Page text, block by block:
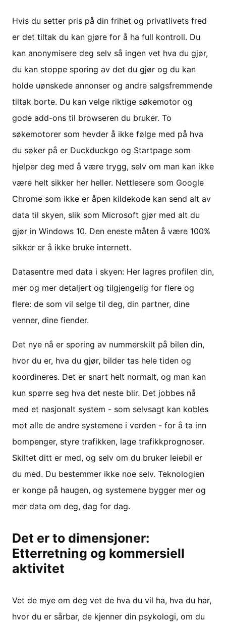
Hvis du setter pris på din frihet og privatlivets fred
er det tiltak du kan gjøre for å ha full kontroll. Du
kan anonymisere deg selv så ingen vet hva du gjør,
du kan stoppe sporing av det du gjør og du kan
holde uønskede annonser og andre salgsfremmende
tiltak borte. Du kan velge riktige søkemotor og
gode add-ons til browseren du bruker. To
søkemotorer som hevder å ikke følge med på hva
du søker på er Duckduckgo og Startpage som
hjelper deg med å være trygg, selv om man kan ikke
være helt sikker her heller. Nettlesere som Google
Chrome som ikke er åpen kildekode kan send alt av
data til skyen, slik som Microsoft gjør med alt du
gjør in Windows 10. Den eneste måten å være 100%
sikker er å ikke bruke internett.
Datasentre med data i skyen: Her lagres profilen din,
mer og mer detaljert og tilgjengelig for flere og
flere: de som vil selge til deg, din partner, dine
venner, dine fiender.
Det nye nå er sporing av nummerskilt på bilen din,
hvor du er, hva du gjør, bilder tas hele tiden og
koordineres. Det er snart helt normalt, og man kan
kun spørre seg hva det neste blir. Det jobbes nå
med et nasjonalt system - som selvsagt kan kobles
mot alle de andre systemene i verden - for å ta inn
bompenger, styre trafikken, lage trafikkprognoser.
Skiltet ditt er med, og selv om du bruker leiebil er
du med. Du bestemmer ikke noe selv. Teknologien
er konge på haugen, og systemene bygger mer og
mer data om deg, dag for dag.
Det er to dimensjoner:
Etterretning og kommersiell
aktivitet
Vet de mye om deg vet de hva du vil ha, hva du har,
hvor du er sårbar, de kjenner din psykologi, om du